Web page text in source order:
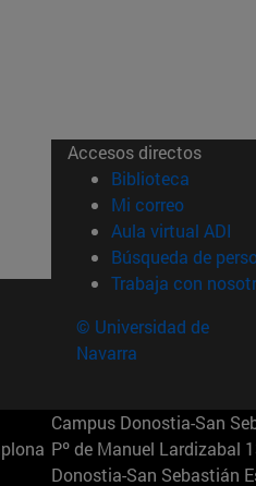
Accesos directos
Biblioteca (abre
Mi correo(abre en
Aula virtual ADI
Búsqueda de
Trabaja con
© Universidad de
Navarra
Campus Donostia-San
Pº de Manuel Lardizabal
Donostia-San Sebastián